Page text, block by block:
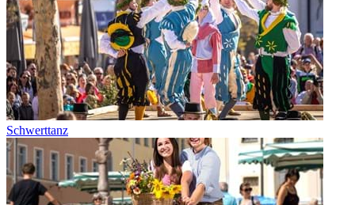
Schwerttanz